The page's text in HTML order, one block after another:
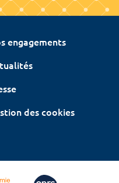
engagements
des cookies